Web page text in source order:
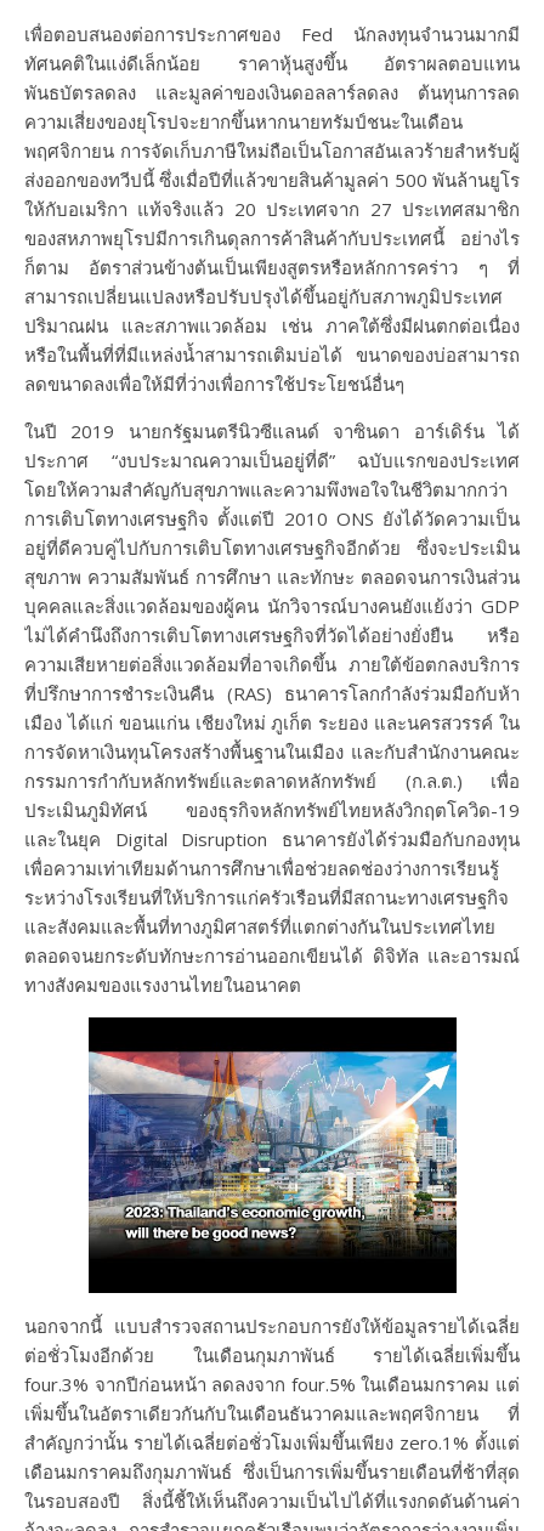
เพื่อตอบสนองต่อการประกาศของ Fed นักลงทุนจำนวนมากมี
ทัศนคติในแง่ดีเล็กน้อย ราคาหุ้นสูงขึ้น อัตราผลตอบแทน
พันธบัตรลดลง และมูลค่าของเงินดอลลาร์ลดลง ต้นทุนการลด
ความเสี่ยงของยุโรปจะยากขึ้นหากนายทรัมป์ชนะในเดือน
พฤศจิกายน การจัดเก็บภาษีใหม่ถือเป็นโอกาสอันเลวร้ายสำหรับผู้
ส่งออกของทวีปนี้ ซึ่งเมื่อปีที่แล้วขายสินค้ามูลค่า 500 พันล้านยูโร
ให้กับอเมริกา แท้จริงแล้ว 20 ประเทศจาก 27 ประเทศสมาชิก
ของสหภาพยุโรปมีการเกินดุลการค้าสินค้ากับประเทศนี้ อย่างไร
ก็ตาม อัตราส่วนข้างต้นเป็นเพียงสูตรหรือหลักการคร่าว ๆ ที่
สามารถเปลี่ยนแปลงหรือปรับปรุงได้ขึ้นอยู่กับสภาพภูมิประเทศ
ปริมาณฝน และสภาพแวดล้อม เช่น ภาคใต้ซึ่งมีฝนตกต่อเนื่อง
หรือในพื้นที่ที่มีแหล่งน้ำสามารถเติมบ่อได้ ขนาดของบ่อสามารถ
ลดขนาดลงเพื่อให้มีที่ว่างเพื่อการใช้ประโยชน์อื่นๆ
ในปี 2019 นายกรัฐมนตรีนิวซีแลนด์ จาซินดา อาร์เดิร์น ได้
ประกาศ “งบประมาณความเป็นอยู่ที่ดี” ฉบับแรกของประเทศ
โดยให้ความสำคัญกับสุขภาพและความพึงพอใจในชีวิตมากกว่า
การเติบโตทางเศรษฐกิจ ตั้งแต่ปี 2010 ONS ยังได้วัดความเป็น
อยู่ที่ดีควบคู่ไปกับการเติบโตทางเศรษฐกิจอีกด้วย ซึ่งจะประเมิน
สุขภาพ ความสัมพันธ์ การศึกษา และทักษะ ตลอดจนการเงินส่วน
บุคคลและสิ่งแวดล้อมของผู้คน นักวิจารณ์บางคนยังแย้งว่า GDP
ไม่ได้คำนึงถึงการเติบโตทางเศรษฐกิจที่วัดได้อย่างยั่งยืน หรือ
ความเสียหายต่อสิ่งแวดล้อมที่อาจเกิดขึ้น ภายใต้ข้อตกลงบริการ
ที่ปรึกษาการชำระเงินคืน (RAS) ธนาคารโลกกำลังร่วมมือกับห้า
เมือง ได้แก่ ขอนแก่น เชียงใหม่ ภูเก็ต ระยอง และนครสวรรค์ ใน
การจัดหาเงินทุนโครงสร้างพื้นฐานในเมือง และกับสำนักงานคณะ
กรรมการกำกับหลักทรัพย์และตลาดหลักทรัพย์ (ก.ล.ต.) เพื่อ
ประเมินภูมิทัศน์ ของธุรกิจหลักทรัพย์ไทยหลังวิกฤตโควิด-19
และในยุค Digital Disruption ธนาคารยังได้ร่วมมือกับกองทุน
เพื่อความเท่าเทียมด้านการศึกษาเพื่อช่วยลดช่องว่างการเรียนรู้
ระหว่างโรงเรียนที่ให้บริการแก่ครัวเรือนที่มีสถานะทางเศรษฐกิจ
และสังคมและพื้นที่ทางภูมิศาสตร์ที่แตกต่างกันในประเทศไทย
ตลอดจนยกระดับทักษะการอ่านออกเขียนได้ ดิจิทัล และอารมณ์
ทางสังคมของแรงงานไทยในอนาคต
นอกจากนี้ แบบสำรวจสถานประกอบการยังให้ข้อมูลรายได้เฉลี่ย
ต่อชั่วโมงอีกด้วย ในเดือนกุมภาพันธ์ รายได้เฉลี่ยเพิ่มขึ้น
four.3% จากปีก่อนหน้า ลดลงจาก four.5% ในเดือนมกราคม แต่
เพิ่มขึ้นในอัตราเดียวกันกับในเดือนธันวาคมและพฤศจิกายน ที่
สำคัญกว่านั้น รายได้เฉลี่ยต่อชั่วโมงเพิ่มขึ้นเพียง zero.1% ตั้งแต่
เดือนมกราคมถึงกุมภาพันธ์ ซึ่งเป็นการเพิ่มขึ้นรายเดือนที่ช้าที่สุด
ในรอบสองปี สิ่งนี้ชี้ให้เห็นถึงความเป็นไปได้ที่แรงกดดันด้านค่า